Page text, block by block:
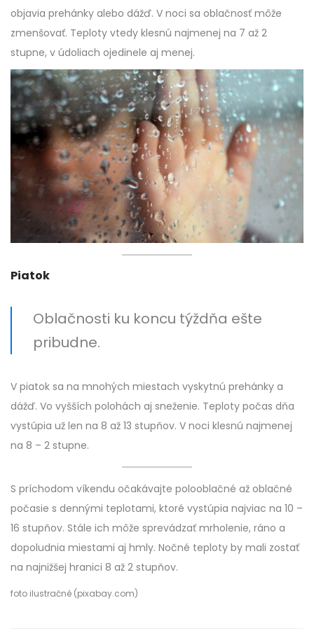
objavia prehánky alebo dážď. V noci sa oblačnosť môže
zmenšovať. Teploty vtedy klesnú najmenej na 7 až 2
stupne, v údoliach ojedinele aj menej.
Piatok
Oblačnosti ku koncu týždňa ešte
pribudne.
V piatok sa na mnohých miestach vyskytnú prehánky a
dážď. Vo vyšších polohách aj sneženie. Teploty počas dňa
vystúpia už len na 8 až 13 stupňov. V noci klesnú najmenej
na 8 – 2 stupne.
S príchodom víkendu očakávajte polooblačné až oblačné
počasie s dennými teplotami, ktoré vystúpia najviac na 10 –
16 stupňov. Stále ich môže sprevádzať mrholenie, ráno a
dopoludnia miestami aj hmly. Nočné teploty by mali zostať
na najnižšej hranici 8 až 2 stupňov.
foto ilustračné (pixabay.com)